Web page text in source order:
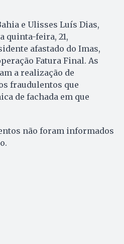
e Ulisses Luís Dias,
quinta-feira, 21,
afastado do Imas,
Fatura Final. As
a realização de
fraudulentos que
de fachada em que
não foram informados